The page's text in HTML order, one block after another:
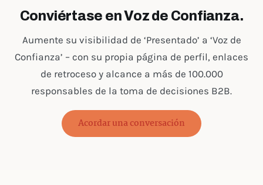
Conviértase en Voz de Confianza.
Aumente su visibilidad de ‘Presentado’ a ‘Voz de
Confianza’ – con su propia página de perfil, enlaces
de retroceso y alcance a más de 100.000
responsables de la toma de decisiones B2B.
Acordar una conversación